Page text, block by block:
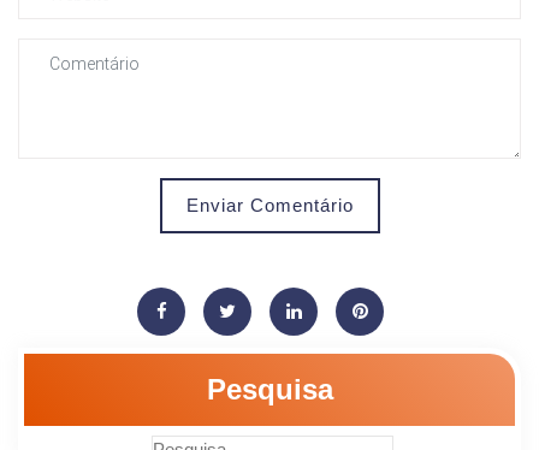
Enviar Comentário
Pesquisa